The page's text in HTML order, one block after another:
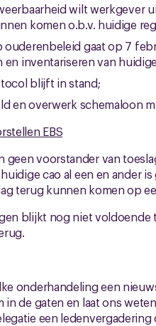
wilt werkgever
komen o.b.v. huidige
ouderenbeleid gaat op 7
en inventariseren van
blijft in stand;
en overwerk schemaloon
EBS
geen voorstander van
cao al een en ander
terug kunnen komen op
blijkt nog niet
onderhandeling een
in de gaten en laat ons
een